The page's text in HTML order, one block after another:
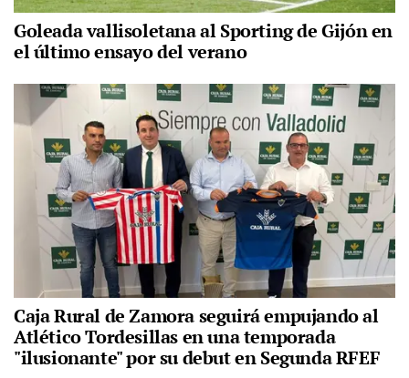
Goleada vallisoletana al Sporting de Gijón en
el último ensayo del verano
Caja Rural de Zamora seguirá empujando al
Atlético Tordesillas en una temporada
"ilusionante" por su debut en Segunda RFEF